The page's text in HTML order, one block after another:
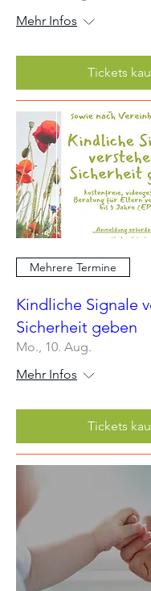
Mehr Infos
Tickets
Mehrere Termine
Kindliche Signale
Sicherheit geben
Mo., 10. Aug.
Mehr Infos
Tickets